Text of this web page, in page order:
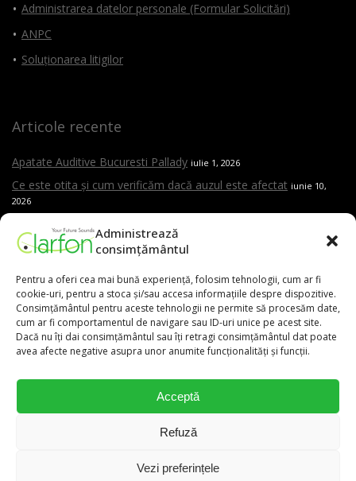
Administrează
consimțământul
Pentru a oferi cea mai bună experiență, folosim tehnologii, cum ar fi
cookie-uri, pentru a stoca și/sau accesa informațiile despre dispozitive.
Consimțământul pentru aceste tehnologii ne permite să procesăm date,
cum ar fi comportamentul de navigare sau ID-uri unice pe acest site.
Dacă nu îți dai consimțământul sau îți retragi consimțământul dat poate
avea afecte negative asupra unor anumite funcționalități și funcții.
Acceptă
Refuză
Vezi preferințele
Administrarea datelor personale (Formular Solicitări)
ANPC
Soluționarea litigilor
Articole recente
Apatate Auditive Bucuresti Pallady iulie 1, 2026
Ce este otita și cum verificăm dacă auzul este afectat iunie 10,
2026
10, 2026
Este testarea auditivă dureroasă?
Care sunt cele mai frecvente cauze ale pierderii de auz mai 15,
2026
Cand trebuie sa mergi la ORL mai 15, 2026
Aparat auditiv versus amplificator – care este diferența și de ce
contează evaluarea profesională
mai 15, 2026